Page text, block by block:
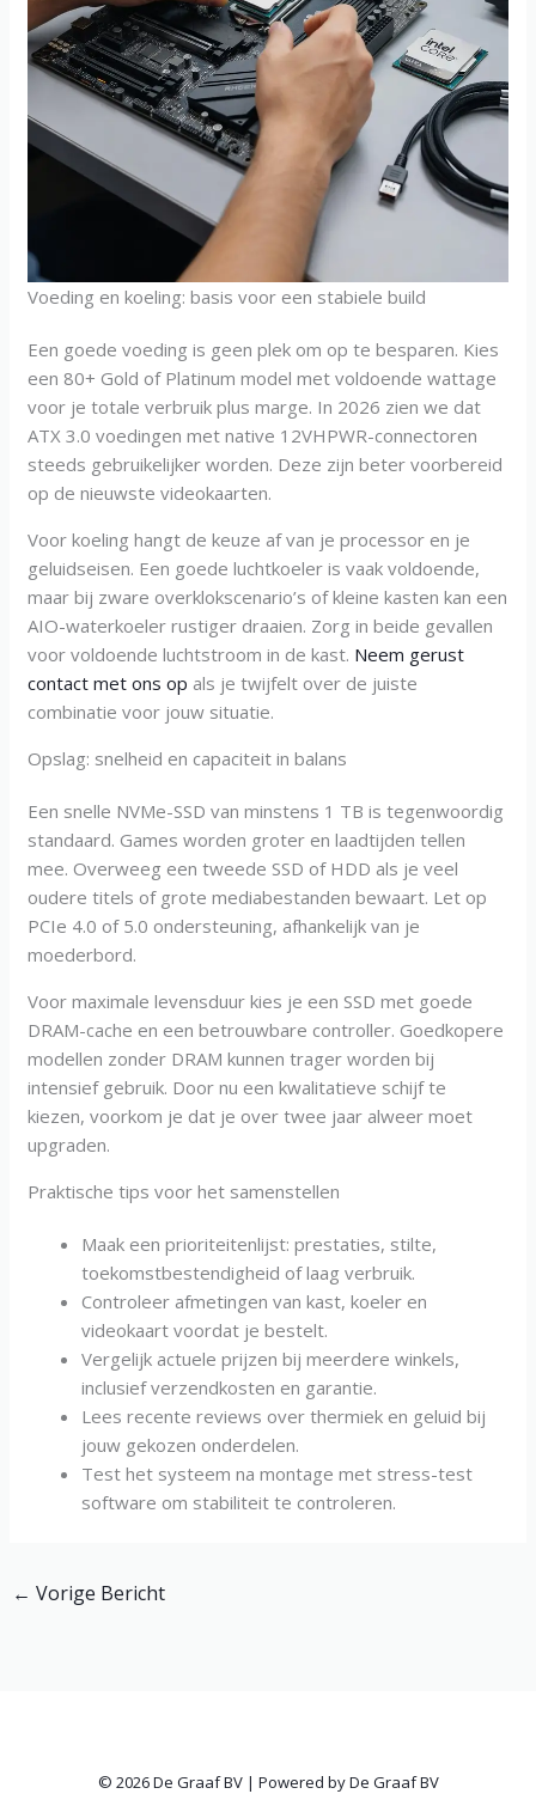
Voeding en koeling: basis voor een stabiele build
Een goede voeding is geen plek om op te besparen. Kies
een 80+ Gold of Platinum model met voldoende wattage
voor je totale verbruik plus marge. In 2026 zien we dat
ATX 3.0 voedingen met native 12VHPWR-connectoren
steeds gebruikelijker worden. Deze zijn beter voorbereid
op de nieuwste videokaarten.
Voor koeling hangt de keuze af van je processor en je
geluidseisen. Een goede luchtkoeler is vaak voldoende,
maar bij zware overklokscenario’s of kleine kasten kan een
AIO-waterkoeler rustiger draaien. Zorg in beide gevallen
voor voldoende luchtstroom in de kast. Neem gerust
contact met ons op als je twijfelt over de juiste
combinatie voor jouw situatie.
Opslag: snelheid en capaciteit in balans
Een snelle NVMe-SSD van minstens 1 TB is tegenwoordig
standaard. Games worden groter en laadtijden tellen
mee. Overweeg een tweede SSD of HDD als je veel
oudere titels of grote mediabestanden bewaart. Let op
PCIe 4.0 of 5.0 ondersteuning, afhankelijk van je
moederbord.
Voor maximale levensduur kies je een SSD met goede
DRAM-cache en een betrouwbare controller. Goedkopere
modellen zonder DRAM kunnen trager worden bij
intensief gebruik. Door nu een kwalitatieve schijf te
kiezen, voorkom je dat je over twee jaar alweer moet
upgraden.
Praktische tips voor het samenstellen
Maak een prioriteitenlijst: prestaties, stilte,
toekomstbestendigheid of laag verbruik.
Controleer afmetingen van kast, koeler en
videokaart voordat je bestelt.
Vergelijk actuele prijzen bij meerdere winkels,
inclusief verzendkosten en garantie.
Lees recente reviews over thermiek en geluid bij
jouw gekozen onderdelen.
Test het systeem na montage met stress-test
software om stabiliteit te controleren.
← Vorige Bericht
© 2026 De Graaf BV | Powered by De Graaf BV